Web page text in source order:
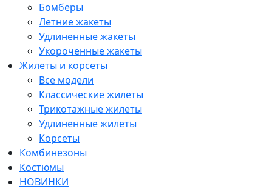
Бомберы
Летние жакеты
Удлиненные жакеты
Укороченные жакеты
Жилеты и корсеты
Все модели
Классические жилеты
Трикотажные жилеты
Удлиненные жилеты
Корсеты
Комбинезоны
Костюмы
НОВИНКИ